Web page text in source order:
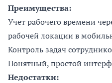
Преимущества:
Учет рабочего времени
рабочей локации в
Контроль задач
Понятный, простой
Недостатки: